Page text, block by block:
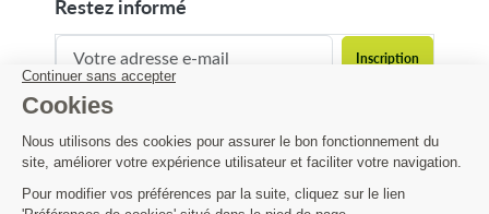
restez informé
contact@matijardin.fr 04 81 120 120
Matijardin